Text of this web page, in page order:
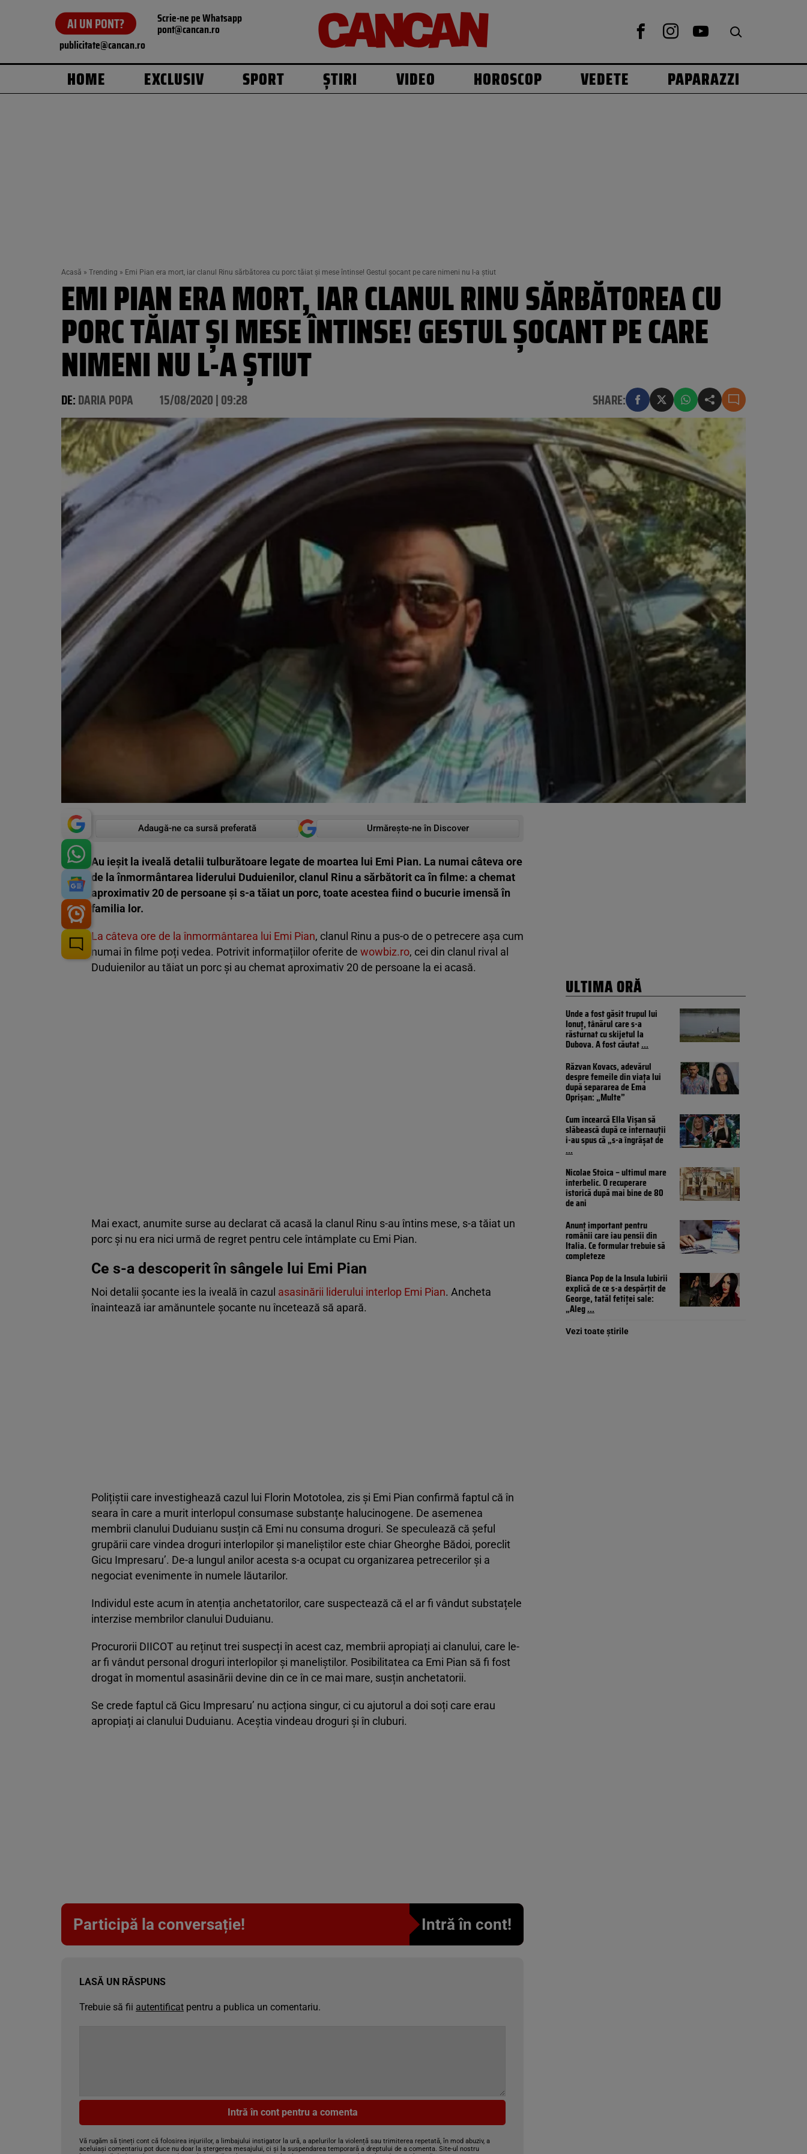
AI UN PONT? Scrie-ne pe Whatsapp
pont@cancan.ro
publicitate@cancan.ro
HOME EXCLUSIV SPORT ȘTIRI VIDEO HOROSCOP VEDETE PAPARAZZI
Acasă » Trending » Emi Pian era mort, iar clanul Rinu sărbătorea cu porc tăiat și mese întinse! Gestul șocant pe care nimeni nu l-a știut
EMI PIAN ERA MORT, IAR CLANUL RINU SĂRBĂTOREA CU
PORC TĂIAT ȘI MESE ÎNTINSE! GESTUL ȘOCANT PE CARE
NIMENI NU L-A ȘTIUT
DE:DARIA POPA 15/08/2020 | 09:28 SHARE:
Adaugă-ne ca sursă preferată Urmărește-ne în Discover
Au ieșit la iveală detalii tulburătoare legate de moartea lui Emi Pian. La numai câteva ore
de la înmormântarea liderului Duduienilor, clanul Rinu a sărbătorit ca în filme: a chemat
aproximativ 20 de persoane și s-a tăiat un porc, toate acestea fiind o bucurie imensă în
familia lor.
La câteva ore de la înmormântarea lui Emi Pian, clanul Rinu a pus-o de o petrecere așa cum
numai în filme poți vedea. Potrivit informațiilor oferite de wowbiz.ro, cei din clanul rival al
Duduienilor au tăiat un porc și au chemat aproximativ 20 de persoane la ei acasă.
Mai exact, anumite surse au declarat că acasă la clanul Rinu s-au întins mese, s-a tăiat un
porc și nu era nici urmă de regret pentru cele întâmplate cu Emi Pian.
Ce s-a descoperit în sângele lui Emi Pian
Noi detalii șocante ies la iveală în cazul asasinării liderului interlop Emi Pian. Ancheta
înaintează iar amănuntele șocante nu încetează să apară.
Polițiștii care investighează cazul lui Florin Mototolea, zis și Emi Pian confirmă faptul că în
seara în care a murit interlopul consumase substanțe halucinogene. De asemenea
membrii clanului Duduianu susțin că Emi nu consuma droguri. Se speculează că șeful
grupării care vindea droguri interlopilor și maneliștilor este chiar Gheorghe Bădoi, poreclit
Gicu Impresaru’. De-a lungul anilor acesta s-a ocupat cu organizarea petrecerilor și a
negociat evenimente în numele lăutarilor.
Individul este acum în atenția anchetatorilor, care suspectează că el ar fi vândut substațele
interzise membrilor clanului Duduianu.
Procurorii DIICOT au reținut trei suspecți în acest caz, membrii apropiați ai clanului, care le-
ar fi vândut personal droguri interlopilor și maneliștilor. Posibilitatea ca Emi Pian să fi fost
drogat în momentul asasinării devine din ce în ce mai mare, susțin anchetatorii.
Se crede faptul că Gicu Impresaru’ nu acționa singur, ci cu ajutorul a doi soți care erau
apropiați ai clanului Duduianu. Aceștia vindeau droguri și în cluburi.
Participă la conversație! Intră în cont!
LASĂ UN RĂSPUNS
Trebuie să fii autentificat pentru a publica un comentariu.
Intră în cont pentru a comenta
Vă rugăm să țineți cont că folosirea injuriilor, a limbajului instigator la ură, a apelurilor la violență sau trimiterea repetată, în mod abuziv, a
aceluiași comentariu pot duce nu doar la ștergerea mesajului, ci și la suspendarea temporară a dreptului de a comenta. Site-ul nostru
ULTIMA ORĂ
Unde a fost găsit trupul lui
Ionuţ, tânărul care s-a
răsturnat cu skijetul la
Dubova. A fost căutat...
Răzvan Kovacs, adevărul
despre femeile din viața lui
după separarea de Ema
Oprișan: „Multe”
Cum încearcă Ella Vișan să
slăbească după ce internauții
i-au spus că „s-a îngrășat de
...
Nicolae Stoica – ultimul mare
interbelic. O recuperare
istorică după mai bine de 80
de ani
Anunț important pentru
românii care iau pensii din
Italia. Ce formular trebuie să
completeze
Bianca Pop de la Insula Iubirii
explică de ce s-a despărțit de
George, tatăl fetiței sale:
„Aleg...
Vezi toate știrile